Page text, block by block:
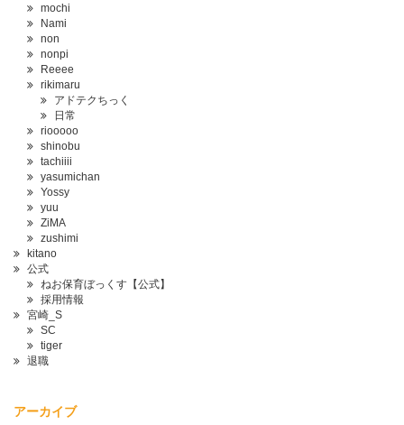
mochi
Nami
non
nonpi
Reeee
rikimaru
アドテクちっく
日常
riooooo
shinobu
tachiiii
yasumichan
Yossy
yuu
ZiMA
zushimi
kitano
公式
ねお保育ぼっくす【公式】
採用情報
宮崎_S
SC
tiger
退職
アーカイブ